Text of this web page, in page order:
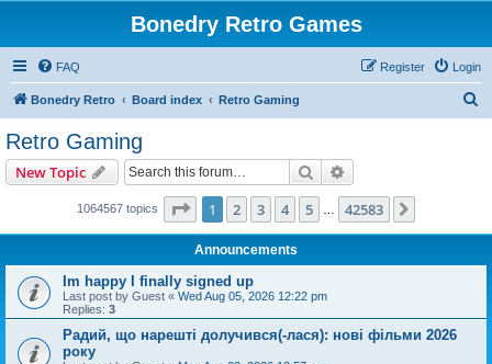
Bonedry Retro Games
FAQ Login
Register
Bonedry Retro Board index Retro Gaming
Retro Gaming
New Topic Search
1064567 topics Page 1of 42583
1 2 3 4 5 42583
Announcements
Im happy I finally signed up
Last post by Guest « Wed Aug 05, 2026 12:22 pm
Replies: 3
Радий, що нарешті долучився(-лася): нові фільми 2026
року